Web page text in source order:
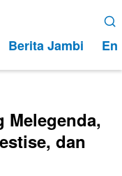
Berita Jambi
Melegenda,
dan